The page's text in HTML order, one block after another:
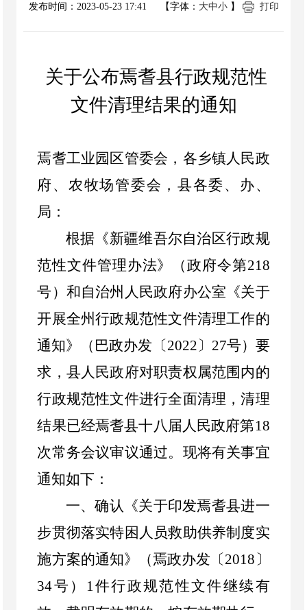
发布时间： 2023-05-23 17:41 【字体： 大中小】 打印
关于公布焉耆县行政规范性
文件清理结果的通知
焉耆工业园区管委会，各乡镇人民政
府、农牧场管委会，县各委、办、
局：
根据《新疆维吾尔自治区行政规
范性文件管理办法》（政府令第218
号）和自治州人民政府办公室《关于
开展全州行政规范性文件清理工作的
通知》（巴政办发 〔 2022 〕 27号） 要
求， 县人民政府对职责权属范围 内的
行政规范性文件进行全面清理 ，清理
结果已经焉耆县十八届人民政府第18
次常务会议审议通过。 现将有关事宜
通知如下 ：
一、确认《关于印发焉耆县进一
步贯彻落实特困人员救助供养制度实
施方案的通知》（焉政办发〔 2018 〕
34号） 1 件行政规范性文件继续有